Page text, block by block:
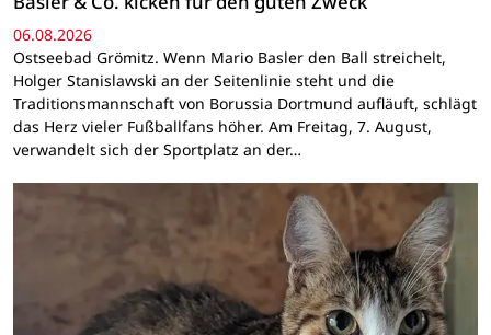
06.08.2026
Ostseebad Grömitz. Wenn Mario Basler den Ball streichelt,
Holger Stanislawski an der Seitenlinie steht und die
Traditionsmannschaft von Borussia Dortmund aufläuft, schlägt
das Herz vieler Fußballfans höher. Am Freitag, 7. August,
verwandelt sich der Sportplatz an der…